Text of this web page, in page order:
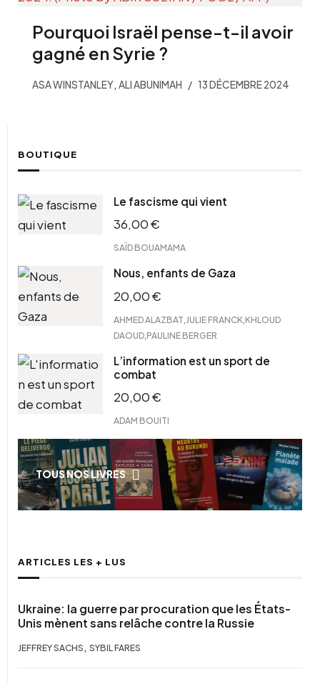
Pourquoi Israël pense-t-il avoir
gagné en Syrie ?
ASA WINSTANLEY ALI ABUNIMAH 13 DÉCEMBRE 2024
BOUTIQUE
Le fascisme qui vient
36,00€
SAÏD BOUAMAMA
Nous, enfants de Gaza
20,00€
AHMED ALAZBAT JULIE FRANCK KHLOUD
DAOUD PAULINE BERGER
L’information est un sport de
combat
20,00€
ADAM BOUITI
TOUS NOS LIVRES
ARTICLES LES + LUS
Ukraine: la guerre par procuration que les États-
Unis mènent sans relâche contre la Russie
JEFFREY SACHS , SYBIL FARES